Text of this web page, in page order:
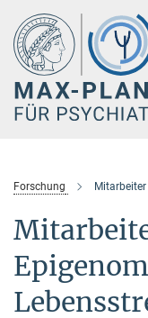
Hauptinhalt
Forschung Mitarbeiter